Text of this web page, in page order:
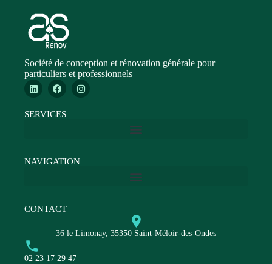
Société de conception et rénovation générale pour
particuliers et professionnels
SERVICES
NAVIGATION
CONTACT
36 le Limonay, 35350 Saint-Méloir-des-Ondes
02 23 17 29 47